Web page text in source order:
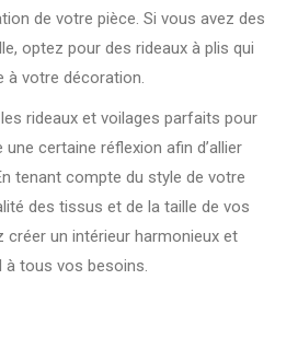
de votre pièce. Si vous avez des
optez pour des rideaux à plis qui
à votre décoration.
rideaux et voilages parfaits pour
certaine réflexion afin d’allier
tenant compte du style de votre
des tissus et de la taille de vos
un intérieur harmonieux et
tous vos besoins.